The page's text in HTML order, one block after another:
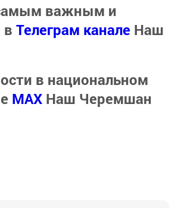
важным и
в Телеграм канале Наш
в национальном
MАХ Наш Черемшан